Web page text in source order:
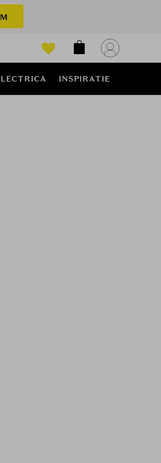
INSPIRATIE